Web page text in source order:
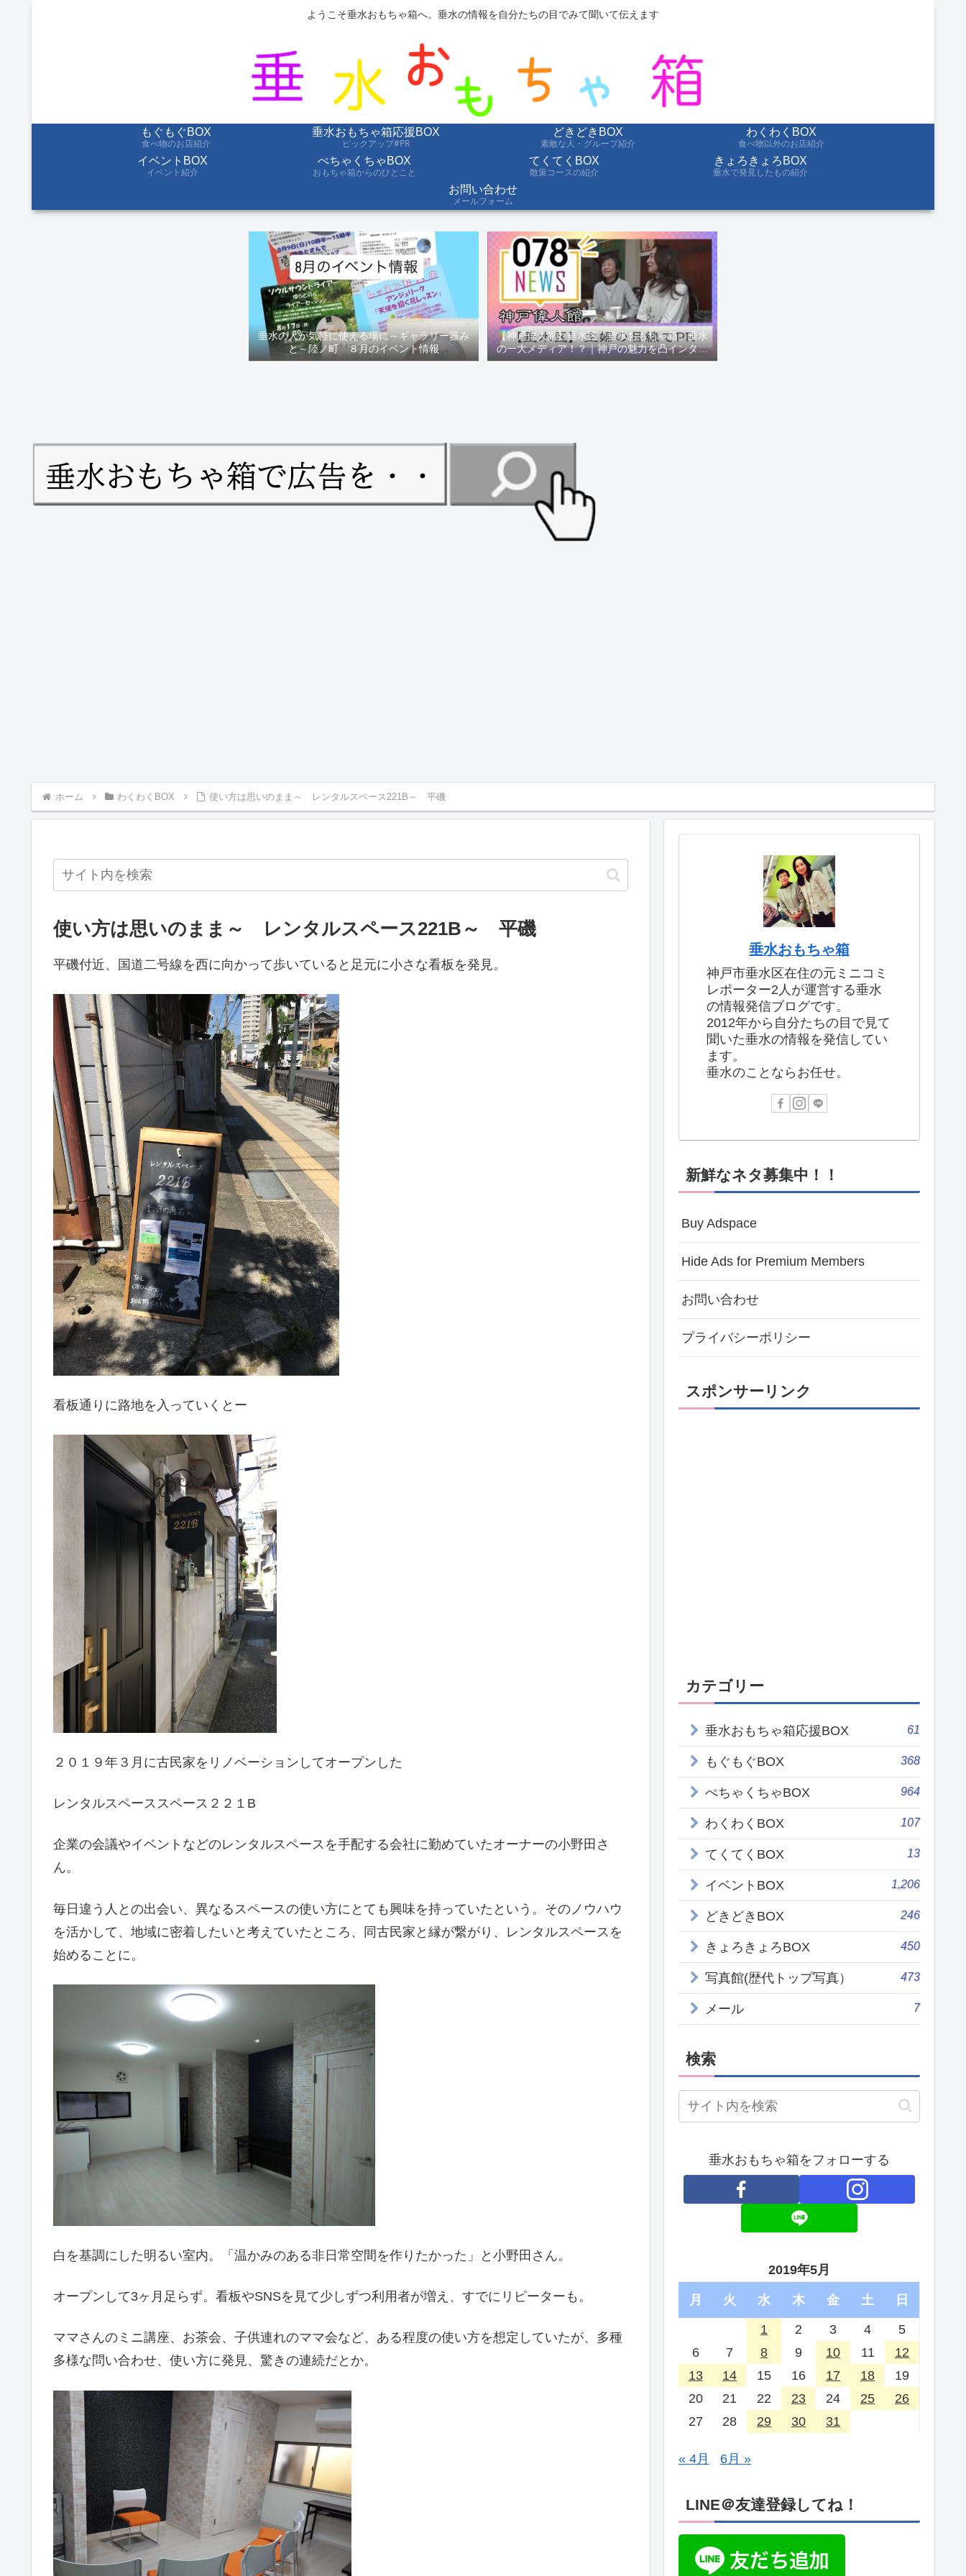
ようこそ垂水おもちゃ箱へ。垂水の情報を自分たちの目でみて聞いて伝えます
もぐもぐBOX
食べ物のお店紹介
垂水おもちゃ箱応援BOX
ピックアップ#PR
どきどきBOX
素敵な人・グループ紹介
わくわくBOX
食べ物以外のお店紹介
イベントBOX
イベント紹介
ぺちゃくちゃBOX
おもちゃ箱からのひとこと
てくてくBOX
散策コースの紹介
きょろきょろBOX
垂水で発見したもの紹介
お問い合わせ
メールフォーム
垂水の人が気軽に使える場に～ギャラリー器み
と～陸ノ町 ８月のイベント情報
【神戸偉人館】垂水区「垂水おもちゃ箱」垂水
の一大メディア！？｜神戸の魅力を凸インタビ
ュー！！【078NEWS( 078ニュース)】
ホーム わくわくBOX 使い方は思いのまま～ レンタルスペース221B～ 平磯
使い方は思いのまま～ レンタルスペース221B～ 平磯
平磯付近、国道二号線を西に向かって歩いていると足元に小さな看板を発見。
看板通りに路地を入っていくとー
２０１９年３月に古民家をリノベーションしてオープンした
レンタルスペーススペース２２１B
企業の会議やイベントなどのレンタルスペースを手配する会社に勤めていたオーナーの小野田さ
ん。
毎日違う人との出会い、異なるスペースの使い方にとても興味を持っていたという。そのノウハウ
を活かして、地域に密着したいと考えていたところ、同古民家と縁が繋がり、レンタルスペースを
始めることに。
白を基調にした明るい室内。「温かみのある非日常空間を作りたかった」と小野田さん。
オープンして3ヶ月足らず。看板やSNSを見て少しずつ利用者が増え、すでにリピーターも。
ママさんのミニ講座、お茶会、子供連れのママ会など、ある程度の使い方を想定していたが、多種
多様な問い合わせ、使い方に発見、驚きの連続だとか。
垂水おもちゃ箱
神戸市垂水区在住の元ミニコミ
レポーター2人が運営する垂水
の情報発信ブログです。
2012年から自分たちの目で見て
聞いた垂水の情報を発信してい
ます。
垂水のことならお任せ。
新鮮なネタ募集中！！
Buy Adspace
Hide Ads for Premium Members
お問い合わせ
プライバシーポリシー
スポンサーリンク
カテゴリー
垂水おもちゃ箱応援BOX 61
もぐもぐBOX 368
ぺちゃくちゃBOX 964
わくわくBOX 107
てくてくBOX 13
イベントBOX 1,206
どきどきBOX 246
きょろきょろBOX 450
写真館(歴代トップ写真） 473
メール 7
検索
垂水おもちゃ箱をフォローする
2019年5月
月 火 水 木 金 土 日
1 2 3 4
5
6
7 8 9 10 11
12
13
14 15 16 17 18
19
20
21 22 23 24 25
26
27
28 29 30 31
« 4月 6月 »
LINE＠友達登録してね！